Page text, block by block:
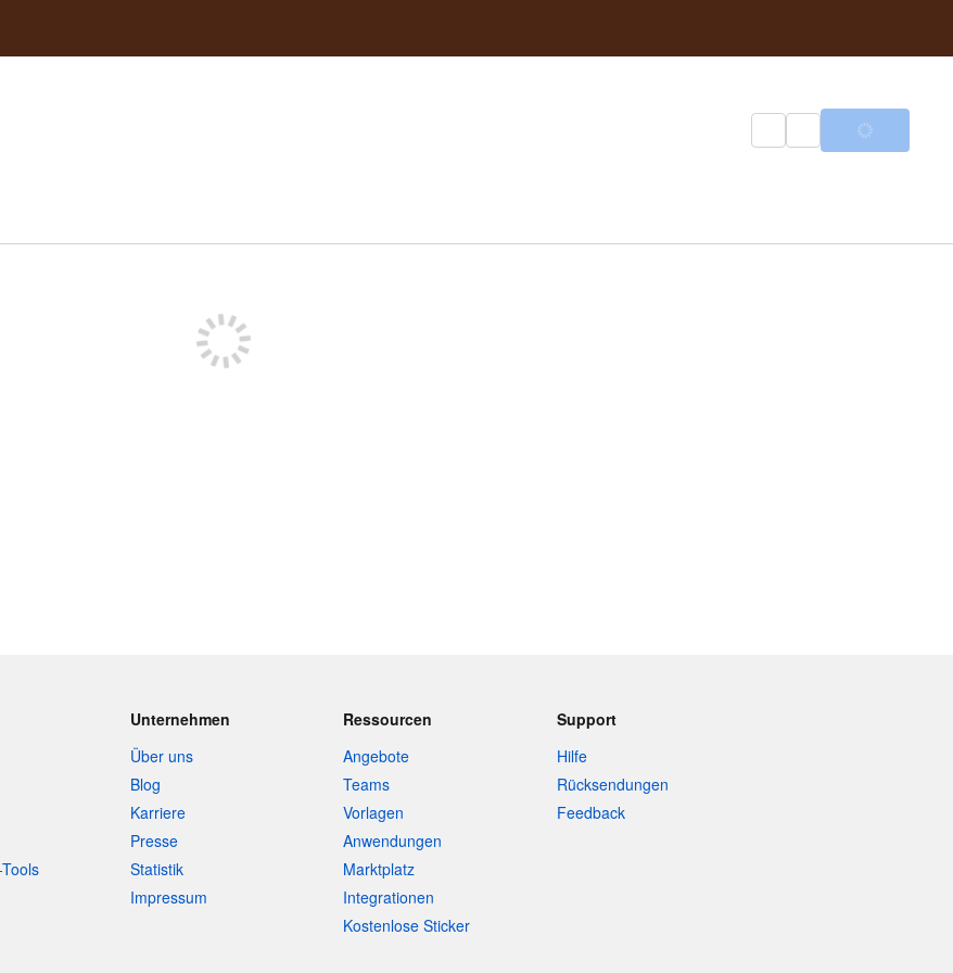
Unternehmen
Über uns
Blog
Karriere
Presse
Statistik
Impressum
Ressourcen
Angebote
Teams
Vorlagen
Anwendungen
Marktplatz
Integrationen
Kostenlose Sticker
Support
Hilfe
Rücksendungen
Feedback